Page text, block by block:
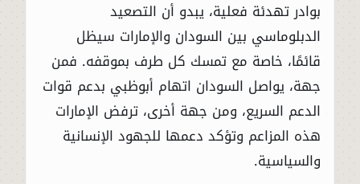
بوادر تهدئة فعلية، يبدو أن التصعيد
الدبلوماسي بين السودان والإمارات سيظل
قائمًا، خاصة مع تمسك كل طرف بموقفه. فمن
جهة، يواصل السودان اتهام أبوظبي بدعم قوات
الدعم السريع، ومن جهة أخرى، ترفض الإمارات
هذه المزاعم وتؤكد دعمها للجهود الإنسانية
والسياسية.